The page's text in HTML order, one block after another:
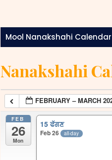
Mool Nanakshahi
Nanakshahi
FEBRUARY – MARCH
FEB
26
Mon
15 ਫੱਗਣ
Feb 26 all-day